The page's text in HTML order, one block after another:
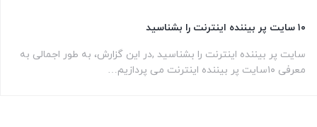
۱۰ سایت پر بیننده اینترنت را بشناسید
سایت پر بیننده اینترنت را بشناسید ,در این گزارش، به طور اجمالی به
معرفی ۱۰سایت پر بیننده اینترنت می پردازیم…